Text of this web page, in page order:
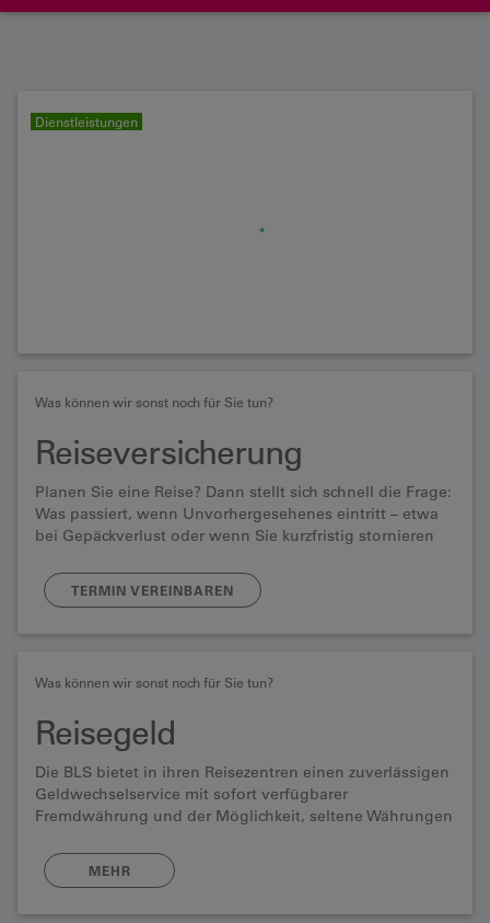
Dienstleistungen
Was können wir sonst noch für Sie tun?
Reiseversicherung
Planen Sie eine Reise? Dann stellt sich schnell die Frage:
Was passiert, wenn Unvorhergesehenes eintritt – etwa
bei Gepäckverlust oder wenn Sie kurzfristig stornieren
TERMIN VEREINBAREN
Was können wir sonst noch für Sie tun?
Reisegeld
Die BLS bietet in ihren Reisezentren einen zuverlässigen
Geldwechselservice mit sofort verfügbarer
Fremdwährung und der Möglichkeit, seltene Währungen
MEHR